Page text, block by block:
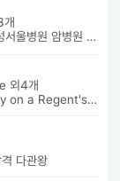
개
前연세대학교 간호학 학사 前삼성서울병원 암병원 수술실 RN 前대치동...
외4개
Graduated from UC Berkeley on a Regent's Scholarship. Af...
다관왕